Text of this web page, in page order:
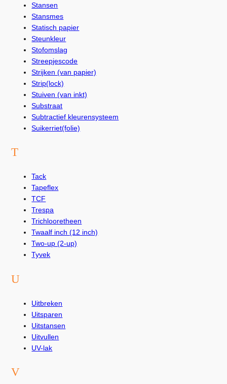
Stansen
Stansmes
Statisch papier
Steunkleur
Stofomslag
Streepjescode
Strijken (van papier)
Strip(lock)
Stuiven (van inkt)
Substraat
Subtractief kleurensysteem
Suikerriet(folie)
T
Tack
Tapeflex
TCF
Trespa
Trichlooretheen
Twaalf inch (12 inch)
Two-up (2-up)
Tyvek
U
Uitbreken
Uitsparen
Uitstansen
Uitvullen
UV-lak
V